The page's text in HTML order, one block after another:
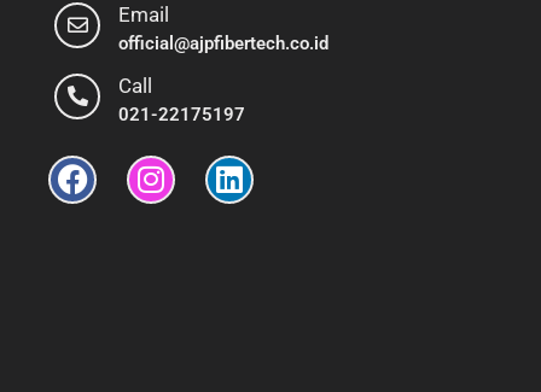
Email
official@ajpfibertech.co.id
Call
021-22175197